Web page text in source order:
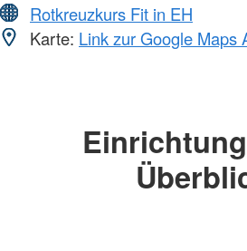
Rotkreuzkurs Fit in EH
Karte: Link zur Google Maps